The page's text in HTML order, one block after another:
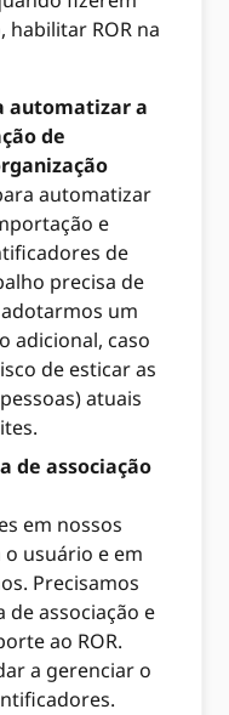
habilitar ROR na
automatizar a
de
automatizar
e
de
precisa de
um
adicional, caso
de esticar as
atuais
de associação
em nossos
usuário e em
Precisamos
de associação e
ao ROR.
a gerenciar o